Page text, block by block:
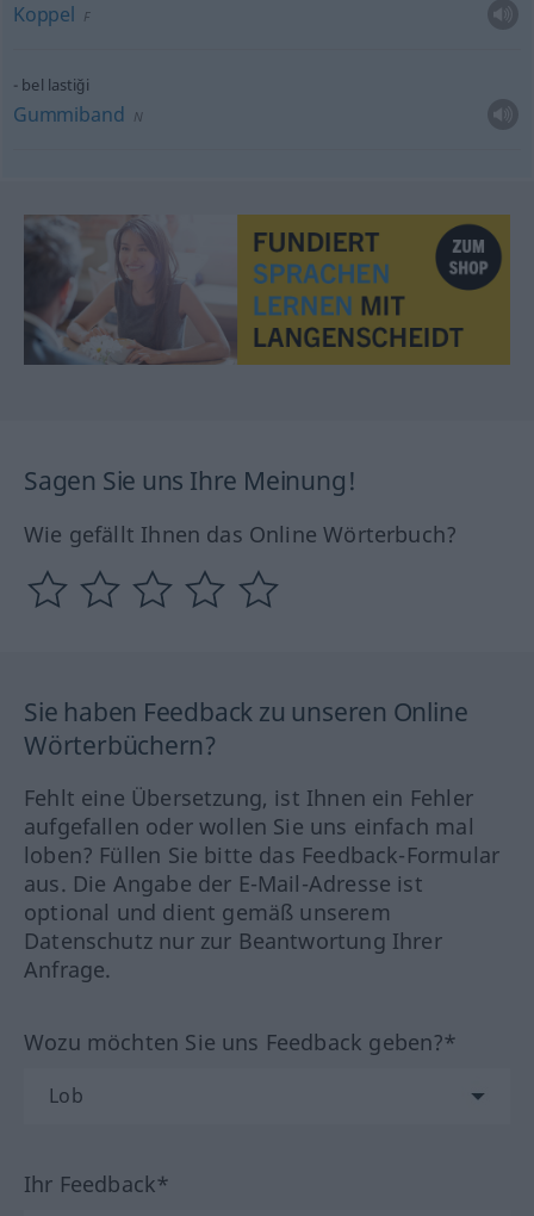
Koppel F
bel lastiği
Gummiband N
Sagen Sie uns Ihre Meinung!
Wie gefällt Ihnen das Online Wörterbuch?
Sie haben Feedback zu unseren Online
Wörterbüchern?
Fehlt eine Übersetzung, ist Ihnen ein Fehler
aufgefallen oder wollen Sie uns einfach mal
loben? Füllen Sie bitte das Feedback-Formular
aus. Die Angabe der E-Mail-Adresse ist
optional und dient gemäß unserem
Datenschutz nur zur Beantwortung Ihrer
Anfrage.
Wozu möchten Sie uns Feedback geben?*
Ihr Feedback*